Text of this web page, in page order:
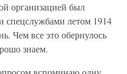
организацией был
летом 1914
Чем все это обернулось
знаем.